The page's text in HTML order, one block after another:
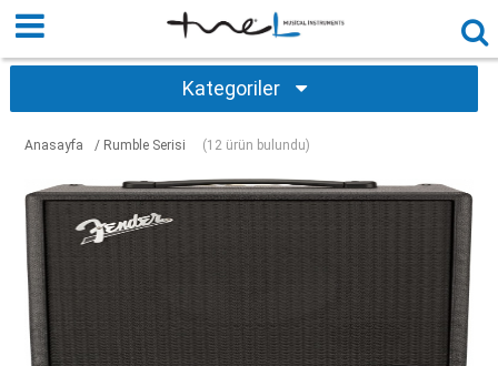
Kategoriler
Anasayfa / Rumble Serisi (12 ürün bulundu)